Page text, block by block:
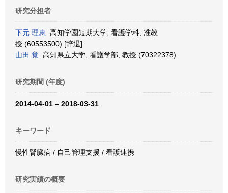
研究分担者
下元 理恵 高知学園短期大学, 看護学科, 准教
授 (60553500) [辞退]
山田 覚 高知県立大学, 看護学部, 教授 (70322378)
研究期間 (年度)
2014-04-01 – 2018-03-31
キーワード
慢性腎臓病 / 自己管理支援 / 看護連携
研究実績の概要